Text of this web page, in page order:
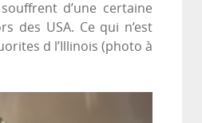
d’une certaine
des USA. Ce qui n’est
d l’Illinois (photo à